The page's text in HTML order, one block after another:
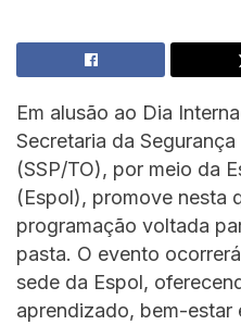
Em alusão ao Dia
Secretaria da
(SSP/TO), por meio da
(Espol), promove nesta
programação voltada
pasta. O evento
sede da Espol,
aprendizado, bem-estar